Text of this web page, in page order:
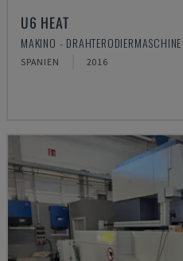
U6 HEAT
MAKINO - DRAHTERODIERMASCHINE
SPANIEN 2016